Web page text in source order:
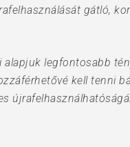
gátló,
legfontosabb
kell tenni